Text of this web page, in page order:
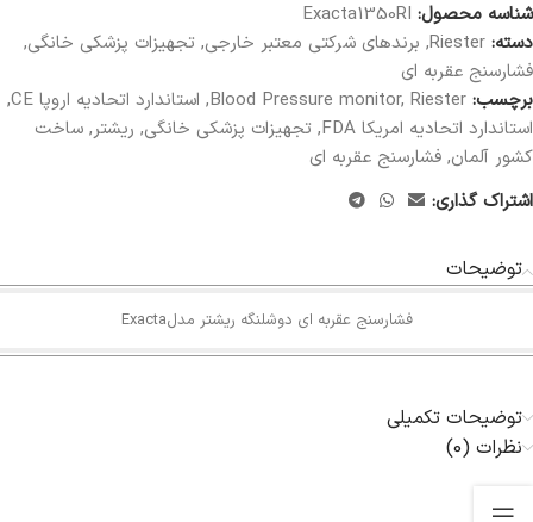
شناسه محصول: Exacta1350RI
دسته: Riester
, برندهای شرکتی معتبر خارجی, تجهیزات پزشکی خانگی,
فشارسنج عقربه ای
برچسب:
Blood Pressure monitor, Riester
, استاندارد اتحادیه اروپا CE
,
استاندارد اتحادیه امریکا FDA
, تجهیزات پزشکی خانگی, ریشتر, ساخت
کشور آلمان, فشارسنج عقربه ای
اشتراک گذاری:
توضیحات
فشارسنج عقربه ای دوشلنگه ریشتر مدلExacta
توضیحات تکمیلی
نظرات (0)